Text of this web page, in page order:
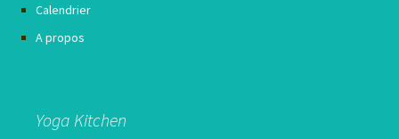
Calendrier
A propos
Yoga Kitchen